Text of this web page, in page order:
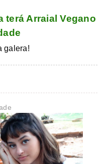
terá Arraial Vegano
galera!